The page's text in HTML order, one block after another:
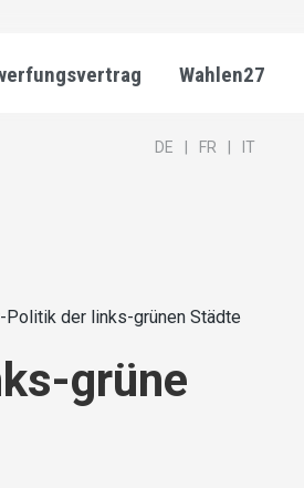
Wahlen27
DE FR IT
der links-grünen Städte
grüne